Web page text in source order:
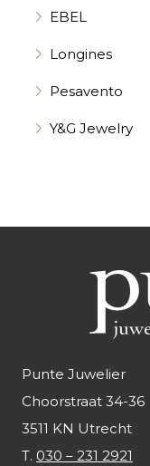
EBEL
Longines
Pesavento
Y&G Jewelry
Punte Juwelier
Choorstraat 34-36
3511 KN Utrecht
T. 030 – 231 2921